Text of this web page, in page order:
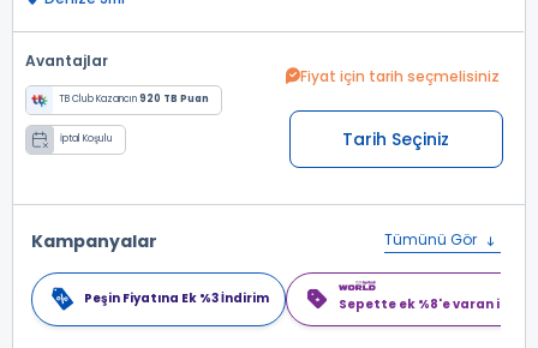
Avantajlar
TB Club Kazancın920 TB Puan
İptal Koşulu
Fiyat için tarih seçmelisiniz
Tarih Seçiniz
Kampanyalar Tümünü Gör
Peşin Fiyatına Ek %3 İndirim Sepette ek %8'e varan